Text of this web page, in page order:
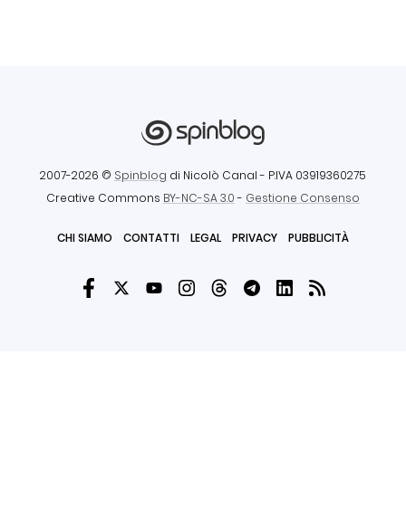
2007-2026 © Spinblog di Nicolò Canal - P.IVA 03919360275
Creative Commons BY-NC-SA 3.0- Gestione Consenso
CHI SIAMO CONTATTI LEGAL PRIVACY PUBBLICITÀ